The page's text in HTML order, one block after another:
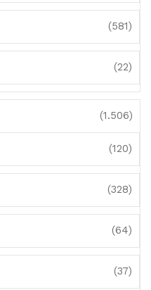
(581)
(22)
(1.506)
(120)
(328)
(64)
(37)